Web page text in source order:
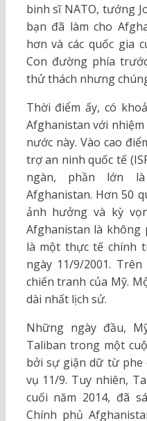
binh sĩ NATO, tướng
bạn đã làm cho
hơn và các quốc gia
Con đường phía
thử thách nhưng
Thời điểm ấy, có
Afghanistan với
nước này. Vào cao
trợ an ninh quốc tế
ngàn, phần lớn
Afghanistan. Hơn 50
ảnh hưởng và kỳ
Afghanistan là không
là một thực tế chính
ngày 11/9/2001.
chiến tranh của Mỹ.
dài nhất lịch sử.
Những ngày đầu,
Taliban trong một
bởi sự giận dữ từ phe
vụ 11/9. Tuy nhiên,
cuối năm 2014, đã
Chính phủ